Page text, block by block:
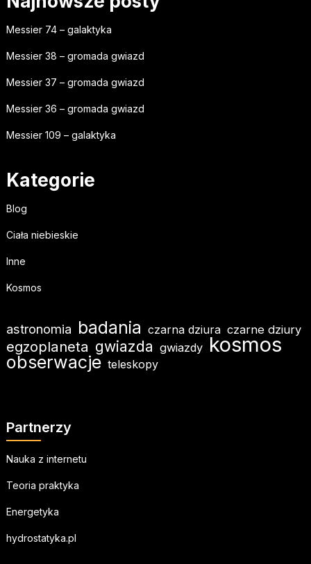
Messier 74 – galaktyka
Messier 38 – gromada gwiazd
Messier 37 – gromada gwiazd
Messier 36 – gromada gwiazd
Messier 109 – galaktyka
Kategorie
Blog
Ciała niebieskie
Inne
Kosmos
astronomia badania czarna dziura czarne dziury
egzoplaneta gwiazda gwiazdy kosmos
obserwacje teleskopy
Partnerzy
Nauka z internetu
Teoria praktyka
Energetyka
hydrostatyka.pl